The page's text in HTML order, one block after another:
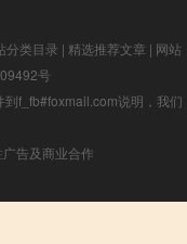
分类目录 | 精选推荐文章 | 网站
号
f_fb#foxmail.com说明，我们
告及商业合作